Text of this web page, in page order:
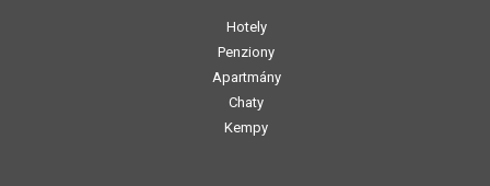
Hotely
Penziony
Apartmány
Chaty
Kempy